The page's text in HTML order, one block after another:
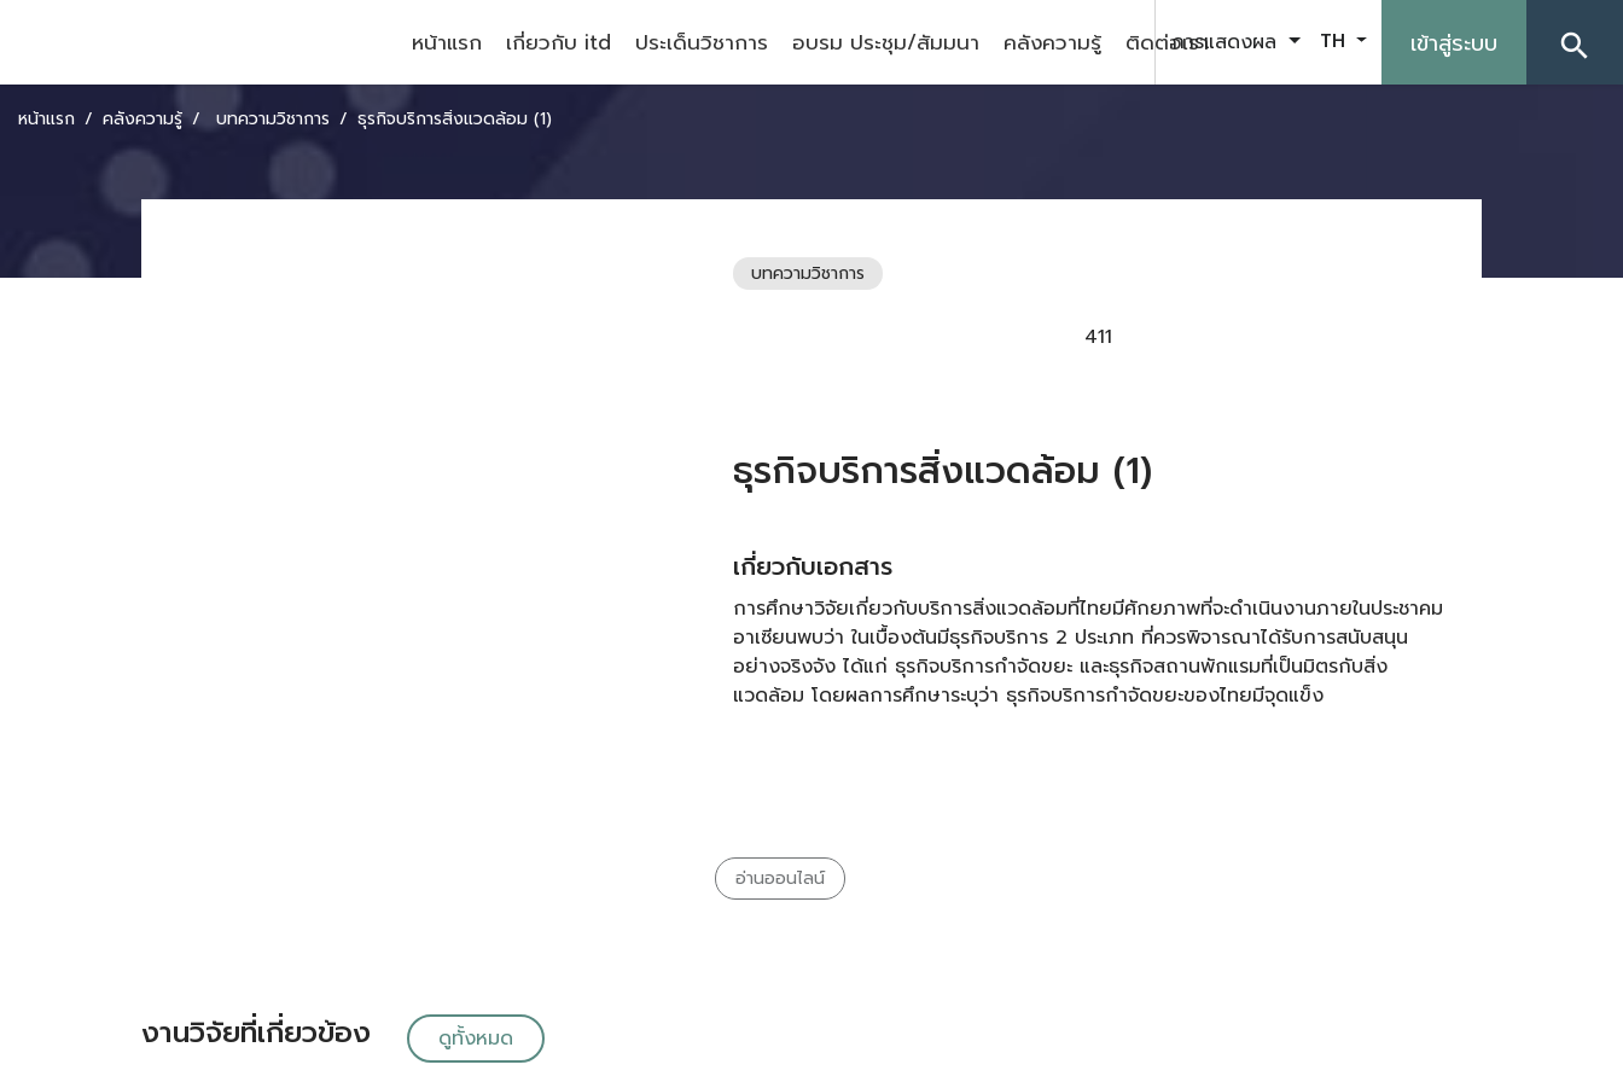
หน้าแรก เกี่ยวกับ itd ประเด็นวิชาการ อบรม ประชุม/สัมมนา คลังความรู้ ติดต่อเราการแสดงผล TH เข้าสู่ระบบ search
หน้าแรก คลังความรู้ บทความวิชาการ ธุรกิจบริการสิ่งแวดล้อม (1)
บทความวิชาการ
411
ธุรกิจบริการสิ่งแวดล้อม (1)
เกี่ยวกับเอกสาร
การศึกษาวิจัยเกี่ยวกับบริการสิ่งแวดล้อมที่ไทยมีศักยภาพที่จะดำเนินงานภายในประชาคม
อาเซียนพบว่า ในเบื้องต้นมีธุรกิจบริการ 2 ประเภท ที่ควรพิจารณาได้รับการสนับสนุน
อย่างจริงจัง ได้แก่ ธุรกิจบริการกำจัดขยะ และธุรกิจสถานพักแรมที่เป็นมิตรกับสิ่ง
แวดล้อม โดยผลการศึกษาระบุว่า ธุรกิจบริการกำจัดขยะของไทยมีจุดแข็ง
อ่านออนไลน์
งานวิจัยที่เกี่ยวข้อง ดูทั้งหมด